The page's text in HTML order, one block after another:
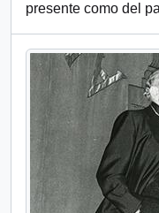
presente como del